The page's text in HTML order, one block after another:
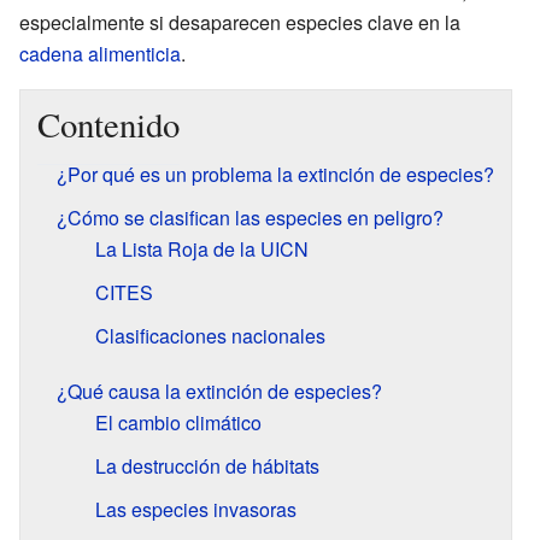
especialmente si desaparecen especies clave en la
cadena alimenticia.
Contenido
¿Por qué es un problema la extinción de especies?
¿Cómo se clasifican las especies en peligro?
La Lista Roja de la UICN
CITES
Clasificaciones nacionales
¿Qué causa la extinción de especies?
El cambio climático
La destrucción de hábitats
Las especies invasoras